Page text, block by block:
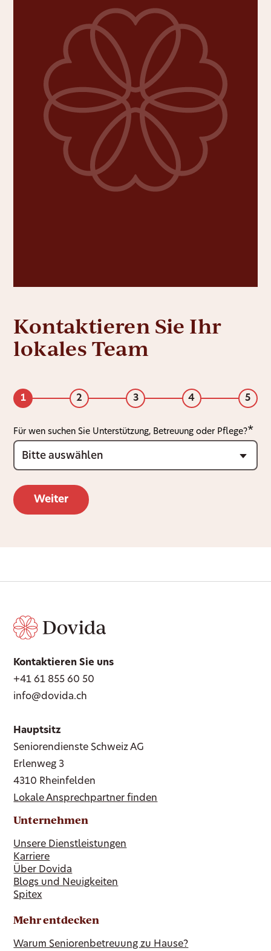
Kontaktieren Sie Ihr
lokales Team
1 2 3 4 5
Für wen suchen Sie Unterstützung, Betreuung oder Pflege?
Kontaktieren Sie uns
+41 61 855 60 50
info@dovida.ch
Hauptsitz
Seniorendienste Schweiz AG
Erlenweg 3
4310 Rheinfelden
Lokale Ansprechpartner finden
Unternehmen
Unsere Dienstleistungen
Karriere
Über Dovida
Blogs und Neuigkeiten
Spitex
Mehr entdecken
Warum Seniorenbetreuung zu Hause?